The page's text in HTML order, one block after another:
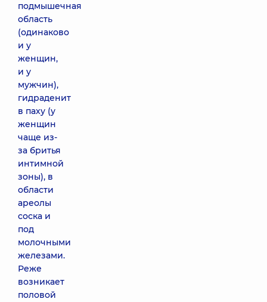
подмышечная
область
(одинаково
и у
женщин,
и у
мужчин),
гидраденит
в паху (у
женщин
чаще из-
за бритья
интимной
зоны), в
области
ареолы
соска и
под
молочными
железами.
Реже
возникает
половой